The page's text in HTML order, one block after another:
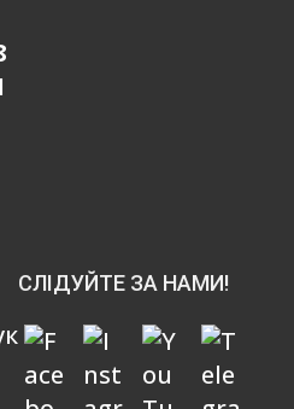
СЛІДУЙТЕ ЗА НАМИ!